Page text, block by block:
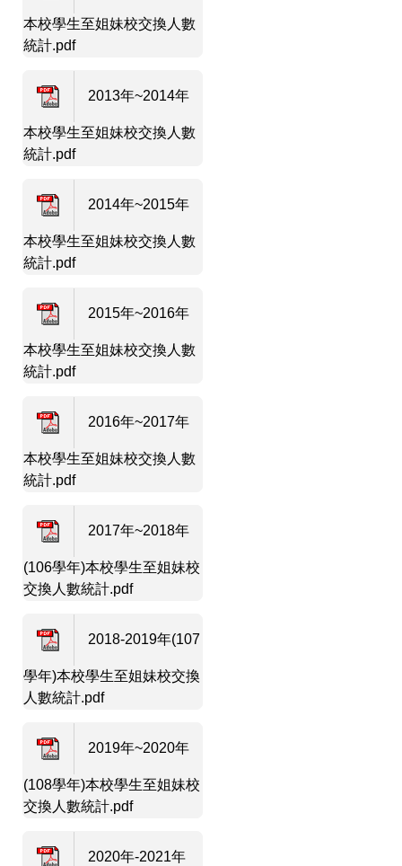
本校學生至姐妹校交換人數
統計.pdf
2013年~2014年
本校學生至姐妹校交換人數
統計.pdf
2014年~2015年
本校學生至姐妹校交換人數
統計.pdf
2015年~2016年
本校學生至姐妹校交換人數
統計.pdf
2016年~2017年
本校學生至姐妹校交換人數
統計.pdf
2017年~2018年
(106學年)本校學生至姐妹校
交換人數統計.pdf
2018-2019年(107
學年)本校學生至姐妹校交換
人數統計.pdf
2019年~2020年
(108學年)本校學生至姐妹校
交換人數統計.pdf
2020年-2021年